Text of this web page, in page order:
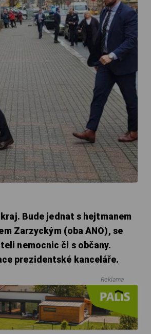
Bude jednat s hejtmanem
Zarzyckým (oba ANO), se
nemocnic či s občany.
prezidentské kanceláře.
Reklama